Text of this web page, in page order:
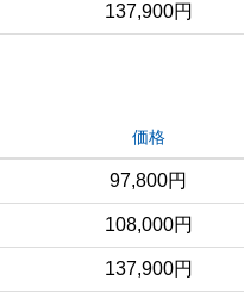
137,900円
価格
97,800円
108,000円
137,900円